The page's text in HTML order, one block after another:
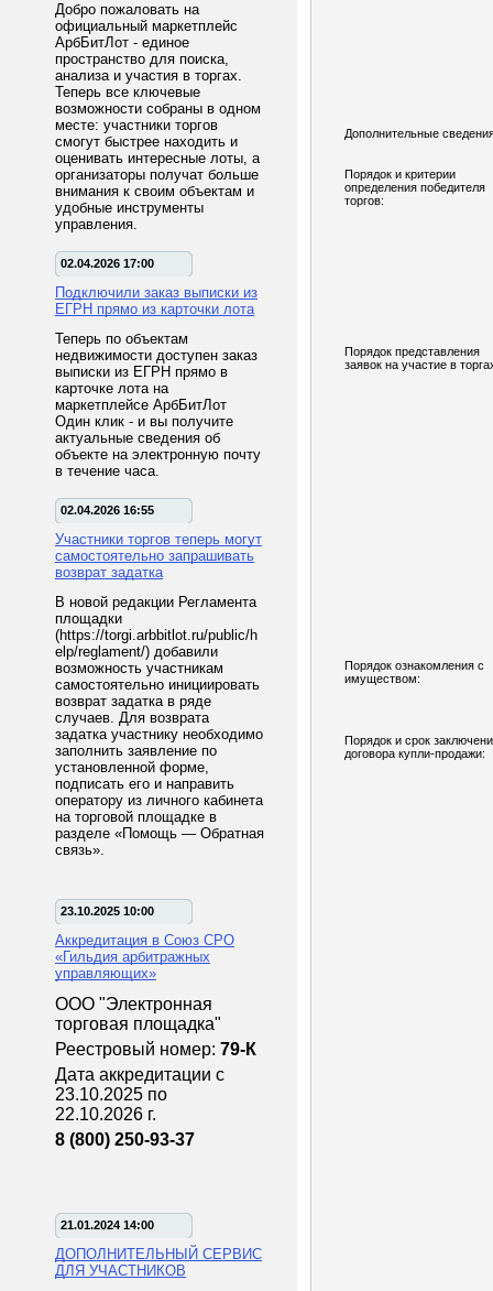
Добро пожаловать на
официальный маркетплейс
АрбБитЛот - единое
пространство для поиска,
анализа и участия в торгах.
Теперь все ключевые
возможности собраны в одном
месте: участники торгов
смогут быстрее находить и
оценивать интересные лоты, а
организаторы получат больше
внимания к своим объектам и
удобные инструменты
управления.
02.04.2026 17:00
Подключили заказ выписки из
ЕГРН прямо из карточки лота
Теперь по объектам
недвижимости доступен заказ
выписки из ЕГРН прямо в
карточке лота на
маркетплейсе АрбБитЛот
Один клик - и вы получите
актуальные сведения об
объекте на электронную почту
в течение часа.
02.04.2026 16:55
Участники торгов теперь могут
самостоятельно запрашивать
возврат задатка
В новой редакции Регламента
площадки
(https://torgi.arbbitlot.ru/public/h
elp/reglament/) добавили
возможность участникам
самостоятельно инициировать
возврат задатка в ряде
случаев. Для возврата
задатка участнику необходимо
заполнить заявление по
установленной форме,
подписать его и направить
оператору из личного кабинета
на торговой площадке в
разделе «Помощь — Обратная
связь».
23.10.2025 10:00
Аккредитация в Союз СРО
«Гильдия арбитражных
управляющих»
ООО "Электронная
торговая площадка"
Реестровый номер: 79-К
Дата аккредитации с
23.10.2025 по
22.10.2026 г.
8 (800) 250-93-37
21.01.2024 14:00
ДОПОЛНИТЕЛЬНЫЙ СЕРВИС
ДЛЯ УЧАСТНИКОВ
Дополнительные
Порядок и критерии
определения победителя
торгов:
Порядок представления
заявок на участие в
Порядок ознакомления с
имуществом:
Порядок и срок
договора купли-продажи: